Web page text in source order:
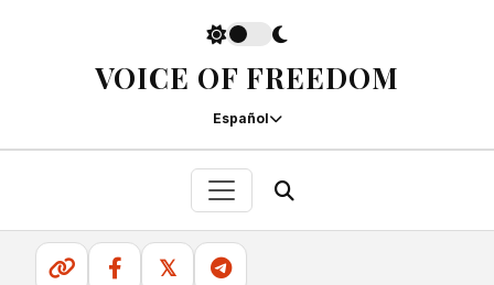
VOICE OF FREEDOM
Español
𝕏